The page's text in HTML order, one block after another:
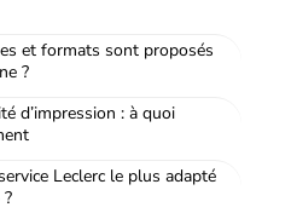
et formats sont proposés
?
d’impression : à quoi
Leclerc le plus adapté